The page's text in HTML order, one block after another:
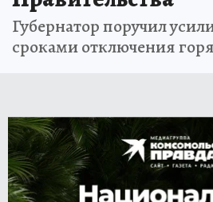
Губернатор поручил
сроками отключения